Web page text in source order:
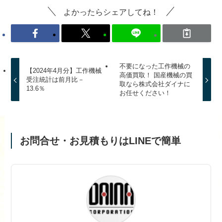
よかったらシェアしてね！
【2024年4月分】工作機械
受注統計は前月比－
13.6％
不要になった工作機械の
高価買取！ 国産機械の買
取なら株式会社ダイナに
お任せください！
お問合せ・お見積もりはLINEで簡単